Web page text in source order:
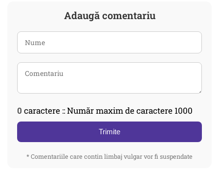
Adaugă comentariu
0 caractere :: Număr maxim de caractere 1000
Trimite
* Comentariile care contin limbaj vulgar vor fi suspendate